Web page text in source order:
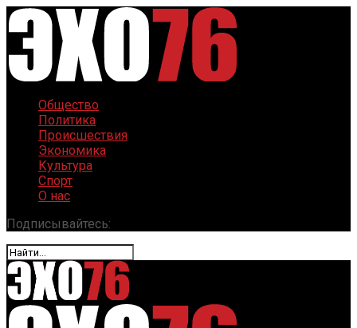
Общество
Политика
Происшествия
Экономика
Культура
Спорт
О нас
Подписывайтесь: